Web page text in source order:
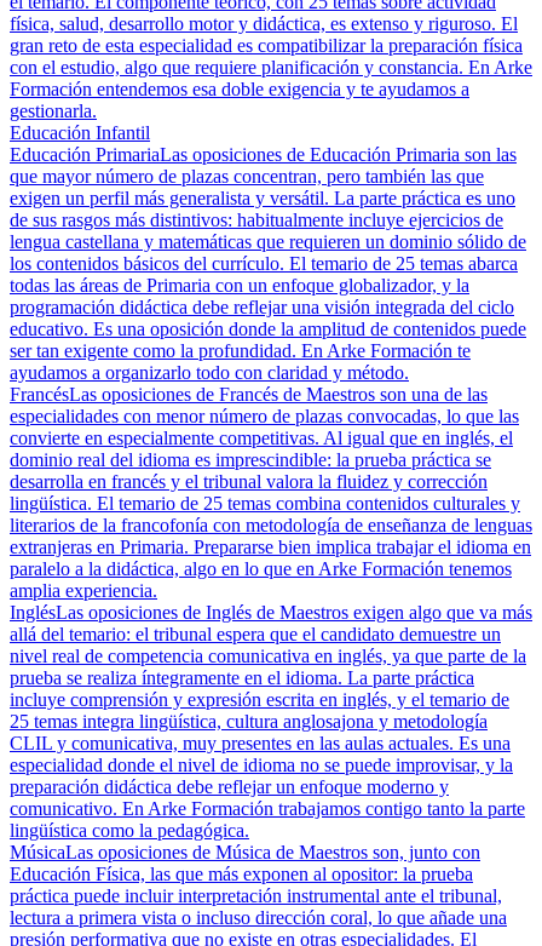
física, salud, desarrollo motor y didáctica, es extenso y riguroso. El
gran reto de esta especialidad es compatibilizar la preparación física
con el estudio, algo que requiere planificación y constancia. En Arke
Formación entendemos esa doble exigencia y te ayudamos a
gestionarla.
Educación Infantil
Educación PrimariaLas oposiciones de Educación Primaria son las
que mayor número de plazas concentran, pero también las que
exigen un perfil más generalista y versátil. La parte práctica es uno
de sus rasgos más distintivos: habitualmente incluye ejercicios de
lengua castellana y matemáticas que requieren un dominio sólido de
los contenidos básicos del currículo. El temario de 25 temas abarca
todas las áreas de Primaria con un enfoque globalizador, y la
programación didáctica debe reflejar una visión integrada del ciclo
educativo. Es una oposición donde la amplitud de contenidos puede
ser tan exigente como la profundidad. En Arke Formación te
ayudamos a organizarlo todo con claridad y método.
FrancésLas oposiciones de Francés de Maestros son una de las
especialidades con menor número de plazas convocadas, lo que las
convierte en especialmente competitivas. Al igual que en inglés, el
dominio real del idioma es imprescindible: la prueba práctica se
desarrolla en francés y el tribunal valora la fluidez y corrección
lingüística. El temario de 25 temas combina contenidos culturales y
literarios de la francofonía con metodología de enseñanza de lenguas
extranjeras en Primaria. Prepararse bien implica trabajar el idioma en
paralelo a la didáctica, algo en lo que en Arke Formación tenemos
amplia experiencia.
InglésLas oposiciones de Inglés de Maestros exigen algo que va más
allá del temario: el tribunal espera que el candidato demuestre un
nivel real de competencia comunicativa en inglés, ya que parte de la
prueba se realiza íntegramente en el idioma. La parte práctica
incluye comprensión y expresión escrita en inglés, y el temario de
25 temas integra lingüística, cultura anglosajona y metodología
CLIL y comunicativa, muy presentes en las aulas actuales. Es una
especialidad donde el nivel de idioma no se puede improvisar, y la
preparación didáctica debe reflejar un enfoque moderno y
comunicativo. En Arke Formación trabajamos contigo tanto la parte
lingüística como la pedagógica.
MúsicaLas oposiciones de Música de Maestros son, junto con
Educación Física, las que más exponen al opositor: la prueba
práctica puede incluir interpretación instrumental ante el tribunal,
lectura a primera vista o incluso dirección coral, lo que añade una
presión performativa que no existe en otras especialidades. El